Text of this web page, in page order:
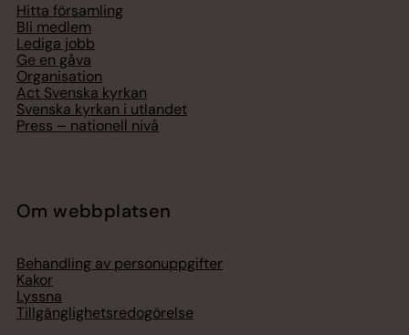
Hitta församling
Bli medlem
Lediga jobb
Ge en gåva
Organisation
Act Svenska kyrkan
Svenska kyrkan i utlandet
Press – nationell nivå
Om webbplatsen
Behandling av personuppgifter
Kakor
Lyssna
Tillgänglighetsredogörelse